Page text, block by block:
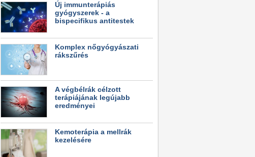
Új immunterápiás
gyógyszerek - a
bispecifikus antitestek
Komplex nőgyógyászati
rákszűrés
A végbélrák célzott
terápiájának legújabb
eredményei
Kemoterápia a mellrák
kezelésére